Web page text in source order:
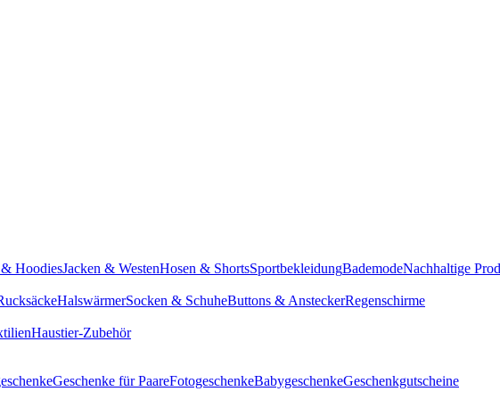
HoodiesJacken & WestenHosen & ShortsSportbekleidungBademodeNachhaltige
HalswärmerSocken & SchuheButtons & AnsteckerRegenschirme
Haustier-Zubehör
Geschenke für PaareFotogeschenkeBabygeschenkeGeschenkgutscheine